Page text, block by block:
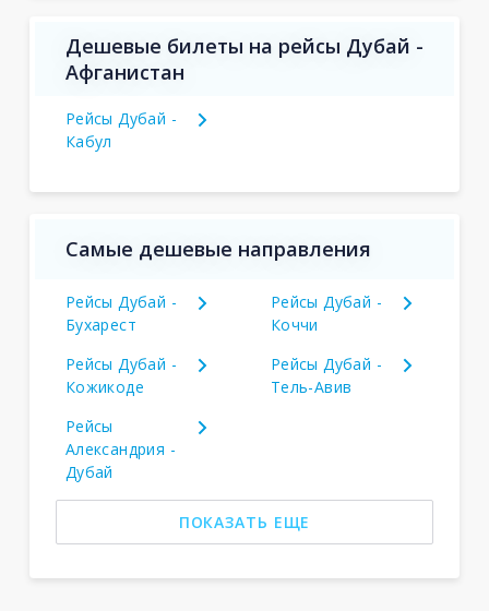
Дешевые билеты на рейсы Дубай -
Афганистан
Рейсы Дубай -
Кабул
Самые дешевые направления
Рейсы Дубай -
Бухарест
Рейсы Дубай -
Коччи
Рейсы Дубай -
Кожикоде
Рейсы Дубай -
Тель-Авив
Рейсы
Александрия -
Дубай
ПОКАЗАТЬ ЕЩЕ